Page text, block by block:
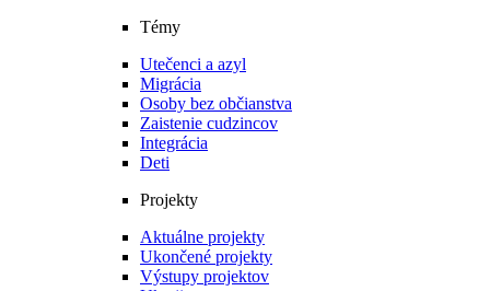
Témy
Utečenci a azyl
Migrácia
Osoby bez občianstva
Zaistenie cudzincov
Integrácia
Deti
Projekty
Aktuálne projekty
Ukončené projekty
Výstupy projektov